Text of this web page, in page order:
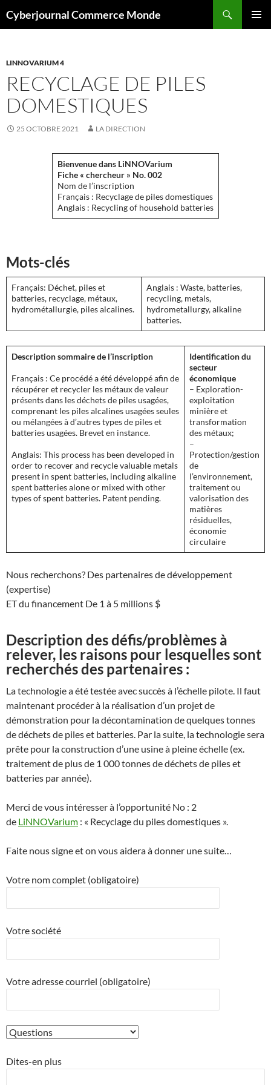
auCyberjournal Commerce Monde
LINNOVARIUM 4
RECYCLAGE DE PILES
DOMESTIQUES
25 OCTOBRE 2021 LA DIRECTION
Bienvenue dans LiNNOVarium
Fiche « chercheur » No. 002
Nom de l’inscription
Français : Recyclage de piles domestiques
Anglais : Recycling of household batteries
Mots-clés
Français: Déchet, piles et
batteries, recyclage, métaux,
hydrométallurgie, piles alcalines.
Anglais : Waste, batteries,
recycling, metals,
hydrometallurgy, alkaline
batteries.
Description sommaire de l’inscription
Français : Ce procédé a été développé afin de
récupérer et recycler les métaux de valeur
présents dans les déchets de piles usagées,
comprenant les piles alcalines usagées seules
ou mélangées à d’autres types de piles et
batteries usagées. Brevet en instance.
Anglais: This process has been developed in
order to recover and recycle valuable metals
present in spent batteries, including alkaline
spent batteries alone or mixed with other
types of spent batteries. Patent pending.
Identification du
secteur
économique
– Exploration-
exploitation
minière et
transformation
des métaux;
–
Protection/gestion
de
l’environnement,
traitement ou
valorisation des
matières
résiduelles,
économie
circulaire
Nous recherchons? Des partenaires de développement
(expertise)
ET du financement De 1 à 5 millions $
Description des défis/problèmes à
relever, les raisons pour lesquelles sont
recherchés des partenaires :
La technologie a été testée avec succès à l’échelle pilote. Il faut
maintenant procéder à la réalisation d’un projet de
démonstration pour la décontamination de quelques tonnes
de déchets de piles et batteries. Par la suite, la technologie sera
prête pour la construction d’une usine à pleine échelle (ex.
traitement de plus de 1 000 tonnes de déchets de piles et
batteries par année).
Merci de vous intéresser à l’opportunité No : 2
de LiNNOVarium : « Recyclage du piles domestiques ».
Faite nous signe et on vous aidera à donner une suite…
Votre nom complet (obligatoire)
Votre société
Votre adresse courriel (obligatoire)
Dites-en plus